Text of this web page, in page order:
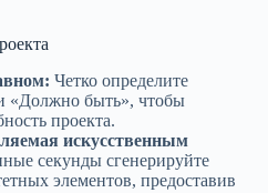
Четко определите
«Должно быть», чтобы
проекта.
искусственным
секунды сгенерируйте
элементов, предоставив